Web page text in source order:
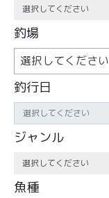
釣場
選択してください
釣行日
ジャンル
魚種